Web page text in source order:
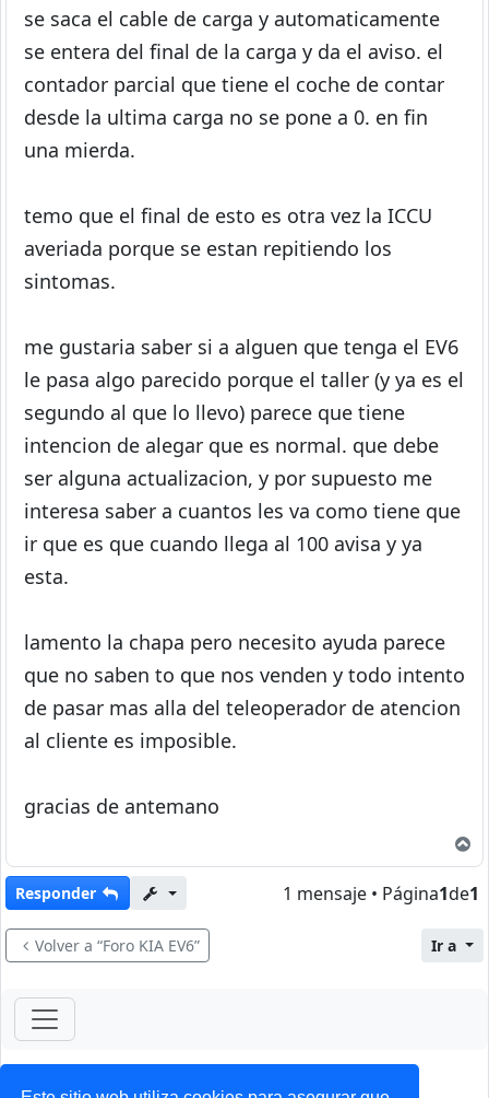
se saca el cable de carga y automaticamente
se entera del final de la carga y da el aviso. el
contador parcial que tiene el coche de contar
desde la ultima carga no se pone a 0. en fin
una mierda.
temo que el final de esto es otra vez la ICCU
averiada porque se estan repitiendo los
sintomas.
me gustaria saber si a alguen que tenga el EV6
le pasa algo parecido porque el taller (y ya es el
segundo al que lo llevo) parece que tiene
intencion de alegar que es normal. que debe
ser alguna actualizacion, y por supuesto me
interesa saber a cuantos les va como tiene que
ir que es que cuando llega al 100 avisa y ya
esta.
lamento la chapa pero necesito ayuda parece
que no saben to que nos venden y todo intento
de pasar mas alla del teleoperador de atencion
al cliente es imposible.
gracias de antemano
Responder 1 mensaje • Página1de1
Volver a “Foro KIA EV6” Ir a
ForoClub 2025